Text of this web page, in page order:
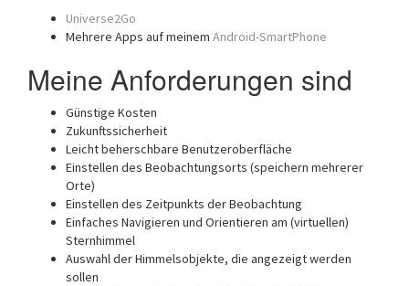
Universe2Go
Mehrere Apps auf meinem Android-SmartPhone
Meine Anforderungen sind
Günstige Kosten
Zukunftssicherheit
Leicht beherschbare Benutzeroberfläche
Einstellen des Beobachtungsorts (speichern mehrerer
Orte)
Einstellen des Zeitpunkts der Beobachtung
Einfaches Navigieren und Orientieren am (virtuellen)
Sternhimmel
Auswahl der Himmelsobjekte, die angezeigt werden
sollen